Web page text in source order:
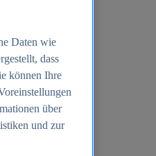
Daten wie
dass
können Ihre
über
und zur